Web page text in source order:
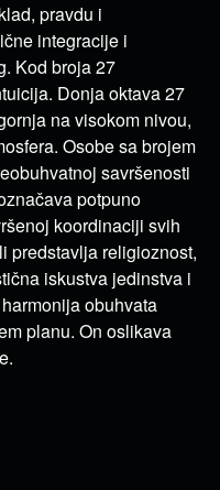
pravdu i
integracije i
Kod broja 27
Donja oktava 27
na visokom nivou,
Osobe sa brojem
savršenosti
potpuno
koordinaciji svih
predstavlja religioznost,
iskustva jedinstva i
obuhvata
planu. On oslikava